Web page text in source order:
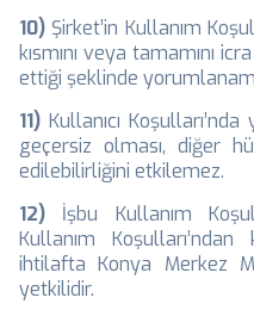
10) Şirket’in Kullanım
kısmını veya tamamını
ettiği şeklinde
11) Kullanıcı
geçersiz olması, diğer
edilebilirliğini etkilemez.
12) İşbu Kullanım
Kullanım
ihtilafta Konya Merkez
yetkilidir.